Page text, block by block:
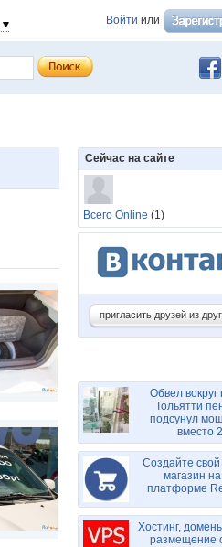
Войти или
Сейчас на сайте
Всего Online (1)
пригласить друзей из
Обвел вокруг
Тольятти
подсунул
вместо
Создайте
магазин
платформе
Хостинг,
размещение